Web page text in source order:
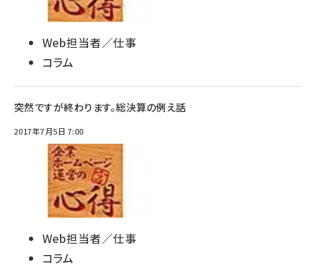
Web担当者／仕事
コラム
突然ですが終わります。総決算の例え話
2017年7月5日 7:00
Web担当者／仕事
コラム